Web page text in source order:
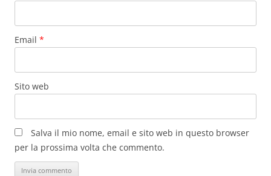
Email *
Sito web
Salva il mio nome, email e sito web in questo browser
per la prossima volta che commento.